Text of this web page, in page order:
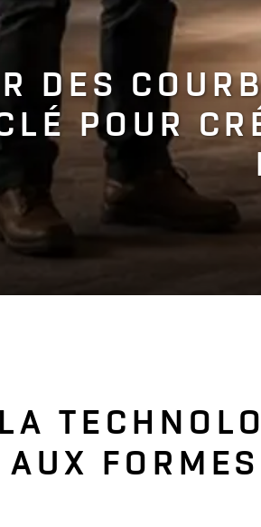
DES
POUR